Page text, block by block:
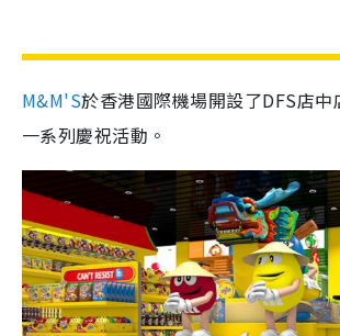
M&M'S於香港國際機場開設了DFS店中
一系列慶祝活動。